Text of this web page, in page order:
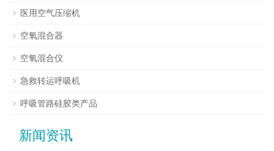
医用空气压缩机
空氧混合器
空氧混合仪
急救转运呼吸机
呼吸管路硅胶类产品
新闻资讯